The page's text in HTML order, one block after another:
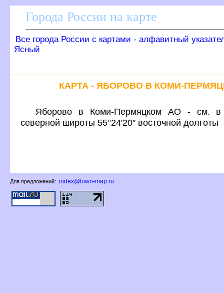
Города России на карте
се города России с картами - алфавитный
Ясный
КАРТА - ЯБОРОВО В КОМИ-
Яборово в Коми-Пермяцком АО - см. в
северной широты 55°24′20″ восточной долготы
Для предложений: index@town-map.ru